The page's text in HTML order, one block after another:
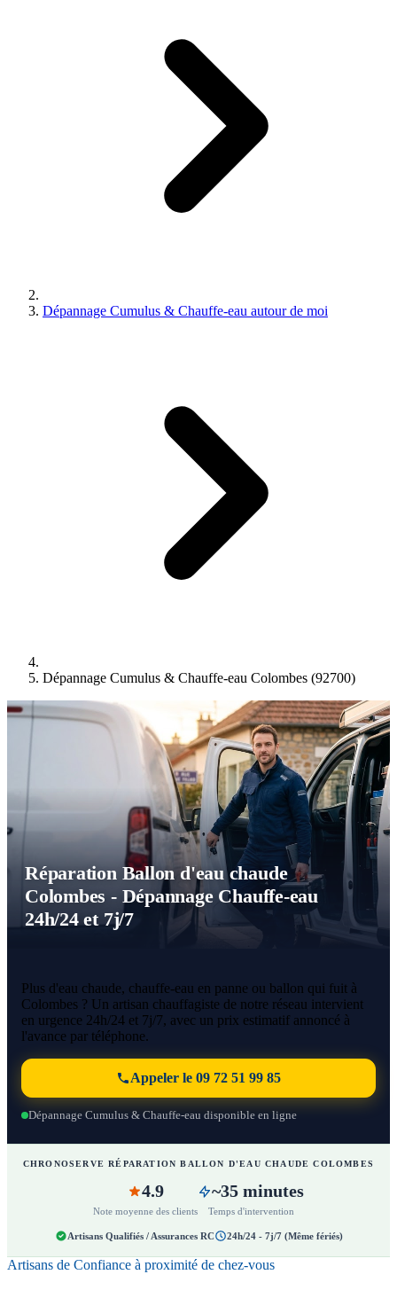
Dépannage Cumulus & Chauffe-eau autour de moi
Dépannage Cumulus & Chauffe-eau Colombes (92700)
Réparation Ballon d'eau chaude
Colombes - Dépannage Chauffe-eau
24h/24 et 7j/7
Plus d'eau chaude, chauffe-eau en panne ou ballon qui fuit à
Colombes ? Un artisan chauffagiste de notre réseau intervient
en urgence 24h/24 et 7j/7, avec un prix estimatif annoncé à
l'avance par téléphone.
Appeler le 09 72 51 99 85
Dépannage Cumulus & Chauffe-eau disponible en ligne
CHRONOSERVE RÉPARATION BALLON D'EAU CHAUDE COLOMBES
4.9
Note moyenne des clients
~35 minutes
Temps d'intervention
Artisans Qualifiés / Assurances RC 24h/24 - 7j/7 (Même fériés)
Artisans de Confiance à proximité de chez-vous